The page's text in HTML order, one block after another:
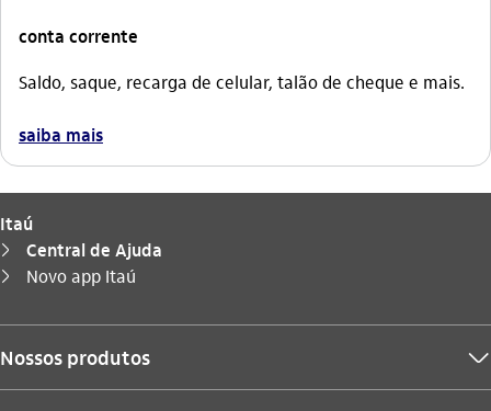
conta corrente
Saldo, saque, recarga de celular, talão de cheque e mais.
saiba mais
Itaú
seta_direita Central de Ajuda
seta_direita
Você está aqui:
Novo app Itaú
Nossos produtos seta_baixo